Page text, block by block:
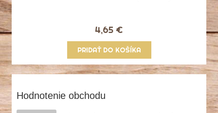
4,65 €
PRIDAŤ DO KOŠÍKA
Hodnotenie obchodu